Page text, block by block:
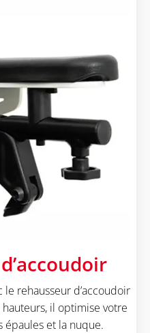
rehausseur d’accoudoir
il optimise votre
épaules et la nuque.